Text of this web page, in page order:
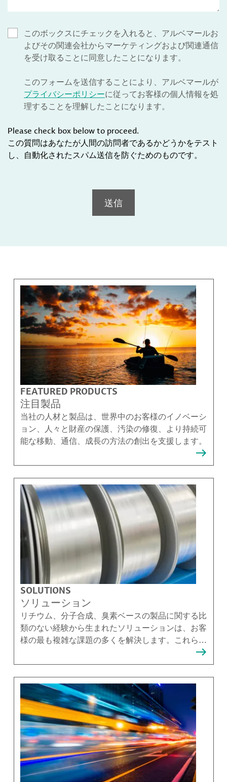
このボックスにチェックを入れると、アルベマールお
よびその関連会社からマーケティングおよび関連通信
を受け取ることに同意したことになります。
このフォームを送信することにより、アルベマールが
プライバシーポリシーに従ってお客様の個人情報を処
理することを理解したことになります。
Please check box below to proceed.
この質問はあなたが人間の訪問者であるかどうかをテスト
し、自動化されたスパム送信を防ぐためのものです。
送信
FEATURED PRODUCTS
注目製品
当社の人材と製品は、世界中のお客様のイノベーシ
ョン、人々と財産の保護、汚染の修復、より持続可
能な移動、通信、成長の方法の創出を支援します。
SOLUTIONS
ソリューション
リチウム、分子合成、臭素ベースの製品に関する比
類のない経験から生まれたソリューションは、お客
様の最も複雑な課題の多くを解決します。これらの
ソリューションを提供できることを誇りに思ってい
ます。